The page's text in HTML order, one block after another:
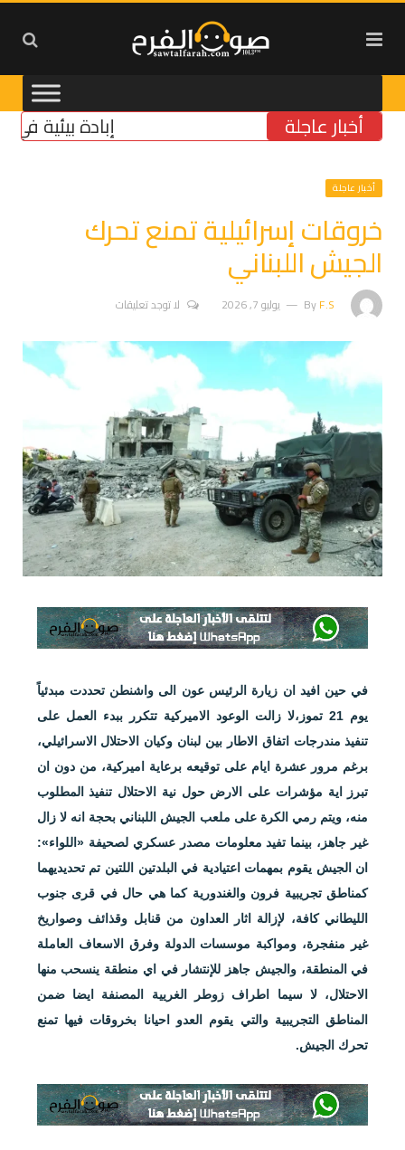
أخبار عاجلة إبادة بيئية في
أخبار عاجلة
خروقات إسرائيلية تمنع تحرك
الجيش اللبناني
ByF.S يوليو 7, 2026 لا توجد تعليقات
في حين افيد ان زيارة الرئيس عون الى واشنطن تحددت مبدئياً
يوم 21 تموز،لا زالت الوعود الاميركية تتكرر ببدء العمل على
تنفيذ مندرجات اتفاق الاطار بين لبنان وكيان الاحتلال الاسرائيلي،
برغم مرور عشرة ايام على توقيعه برعاية اميركية، من دون ان
تبرز اية مؤشرات على الارض حول نية الاحتلال تنفيذ المطلوب
منه، ويتم رمي الكرة على ملعب الجيش اللبناني بحجة انه لا زال
غير جاهز، بينما تفيد معلومات مصدر عسكري لصحيفة «اللواء»:
ان الجيش يقوم بمهمات اعتيادية في البلدتين اللتين تم تحديديهما
كمناطق تجريبية فرون والغندورية كما هي حال في قرى جنوب
الليطاني كافة، لإزالة اثار العداون من قنابل وقذائف وصواريخ
غير منفجرة، ومواكبة موسسات الدولة وفرق الاسعاف العاملة
في المنطقة، والجيش جاهز للإنتشار في اي منطقة ينسحب منها
الاحتلال، لا سيما اطراف زوطر الغريية المصنفة ايضا ضمن
المناطق التجريبية والتي يقوم العدو احيانا بخروقات فيها تمنع
تحرك الجيش.